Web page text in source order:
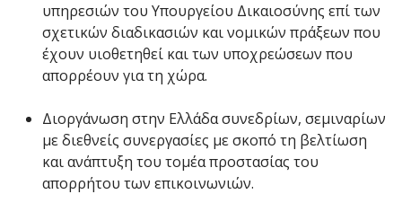
υπηρεσιών του Υπουργείου Δικαιοσύνης επί των
σχετικών διαδικασιών και νομικών πράξεων που
έχουν υιοθετηθεί και των υποχρεώσεων που
απορρέουν για τη χώρα.
Διοργάνωση στην Ελλάδα συνεδρίων, σεμιναρίων
με διεθνείς συνεργασίες με σκοπό τη βελτίωση
και ανάπτυξη του τομέα προστασίας του
απορρήτου των επικοινωνιών.